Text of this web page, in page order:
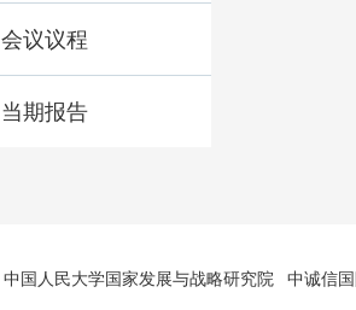
会议议程
当期报告
中国人民大学国家发展与战略研究院 中诚信